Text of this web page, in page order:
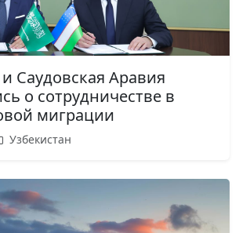
Саудовская Аравия
о сотрудничестве в
миграции
Узбекистан